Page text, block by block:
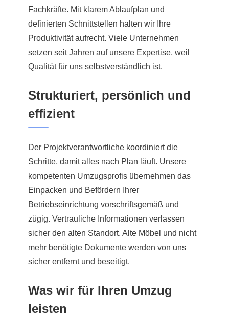
Fachkräfte. Mit klarem Ablaufplan und
definierten Schnittstellen halten wir Ihre
Produktivität aufrecht. Viele Unternehmen
setzen seit Jahren auf unsere Expertise, weil
Qualität für uns selbstverständlich ist.
Strukturiert, persönlich und
effizient
Der Projektverantwortliche koordiniert die
Schritte, damit alles nach Plan läuft. Unsere
kompetenten Umzugsprofis übernehmen das
Einpacken und Befördern Ihrer
Betriebseinrichtung vorschriftsgemäß und
zügig. Vertrauliche Informationen verlassen
sicher den alten Standort. Alte Möbel und nicht
mehr benötigte Dokumente werden von uns
sicher entfernt und beseitigt.
Was wir für Ihren Umzug
leisten